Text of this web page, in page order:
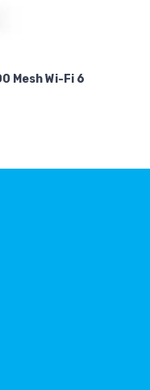
Mesh Wi-Fi 6